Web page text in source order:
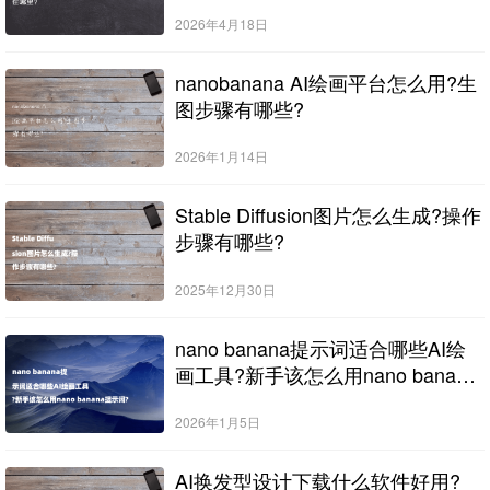
2026年4月18日
nanobanana AI绘画平台怎么用?生
图步骤有哪些?
2026年1月14日
Stable Diffusion图片怎么生成?操作
步骤有哪些?
2025年12月30日
nano banana提示词适合哪些AI绘
画工具?新手该怎么用nano banana
2026年1月5日
AI换发型设计下载什么软件好用?